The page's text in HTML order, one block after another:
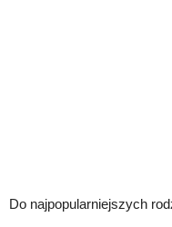
Do najpopularniejszych